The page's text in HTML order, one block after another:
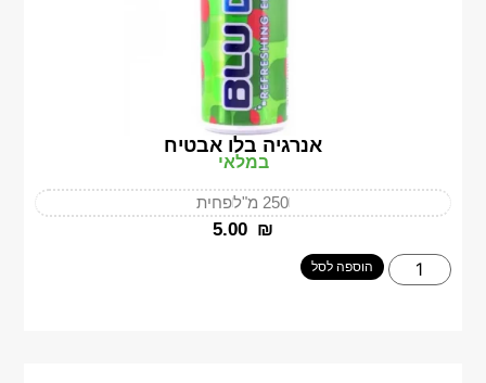
אנרגיה בלו אבטיח
במלאי
250 מ"ל פחית
‎5.00 ₪
הוספה לסל